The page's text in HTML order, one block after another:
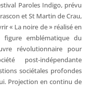
Paroles Indigo, prévu
et St Martin de Crau,
« La noire de » réalisé en
figure emblématique du
révolutionnaire pour
post-indépendante
sociétales profondes
Projection en continu de